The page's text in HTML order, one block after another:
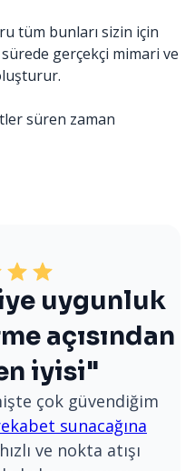
tüm bunları sizin için
gerçekçi mimari ve
süren zaman
uygunluk
açısından
iyisi"
çok güvendiğim
sunacağına
ve nokta atışı